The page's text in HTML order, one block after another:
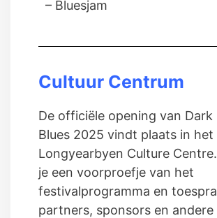
– Bluesjam
Cultuur Centrum
De officiële opening van Dark
Blues 2025 vindt plaats in het
Longyearbyen Culture
je een voorproefje van het
festivalprogramma en
partners, sponsors en andere